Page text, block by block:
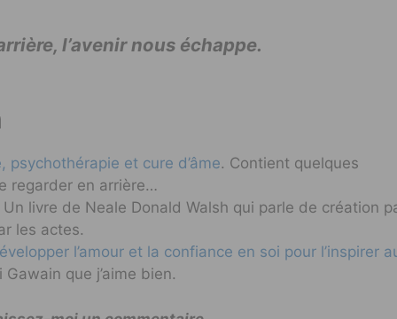
l’avenir nous échappe.
psychothérapie et cure d’âme. Contient quelques
regarder en arrière…
Un livre de Neale Donald Walsh qui parle de création
les actes.
l’amour et la confiance en soi pour l’inspirer
que j’aime bien.